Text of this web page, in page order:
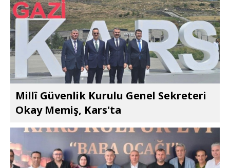
Millî Güvenlik Kurulu Genel Sekreteri
Okay Memiş, Kars'ta